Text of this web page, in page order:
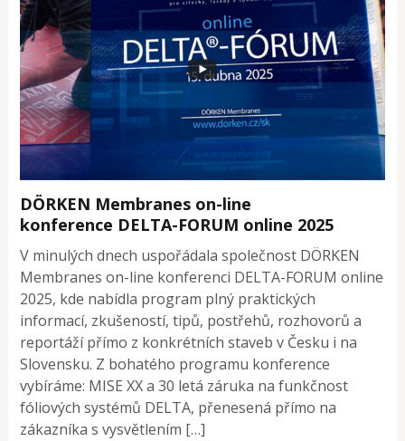
DÖRKEN Membranes on-line
konference DELTA-FORUM online 2025
V minulých dnech uspořádala společnost DÖRKEN
Membranes on-line konferenci DELTA-FORUM online
2025, kde nabídla program plný praktických
informací, zkušeností, tipů, postřehů, rozhovorů a
reportáží přímo z konkrétních staveb v Česku i na
Slovensku. Z bohatého programu konference
vybíráme: MISE XX a 30 letá záruka na funkčnost
fóliových systémů DELTA, přenesená přímo na
zákazníka s vysvětlením […]